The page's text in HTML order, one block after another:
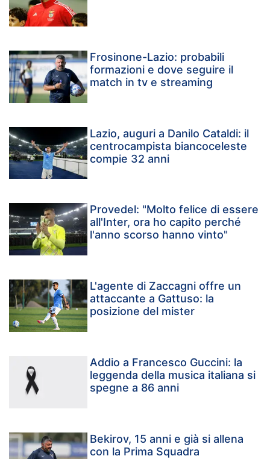
Frosinone-Lazio: probabili
formazioni e dove seguire il
match in tv e streaming
Lazio, auguri a Danilo Cataldi: il
centrocampista biancoceleste
compie 32 anni
Provedel: "Molto felice di essere
all'Inter, ora ho capito perché
l'anno scorso hanno vinto"
L'agente di Zaccagni offre un
attaccante a Gattuso: la
posizione del mister
Addio a Francesco Guccini: la
leggenda della musica italiana si
spegne a 86 anni
Bekirov, 15 anni e già si allena
con la Prima Squadra